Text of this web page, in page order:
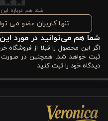
عاشق
هستند، گزینه‌ای عالی است و به
هماهنگ می‌شود.
اگر به دنبالیک سرویس خواب
می‌تواند تمام نیازهای شما را
شما هم درباره
تنها کاربران عضو می
شما هم می‌توانید در مورد
اگر این محصول را قبلا از فروشگاه
ثبت خواهد شد. همچنین در صورت
دیدگاه خود را ثبت کنید